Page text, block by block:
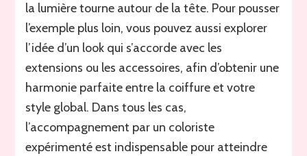
la lumière tourne autour de la tête. Pour pousser
l’exemple plus loin, vous pouvez aussi explorer
l’idée d’un look qui s’accorde avec les
extensions ou les accessoires, afin d’obtenir une
harmonie parfaite entre la coiffure et votre
style global. Dans tous les cas,
l’accompagnement par un coloriste
expérimenté est indispensable pour atteindre